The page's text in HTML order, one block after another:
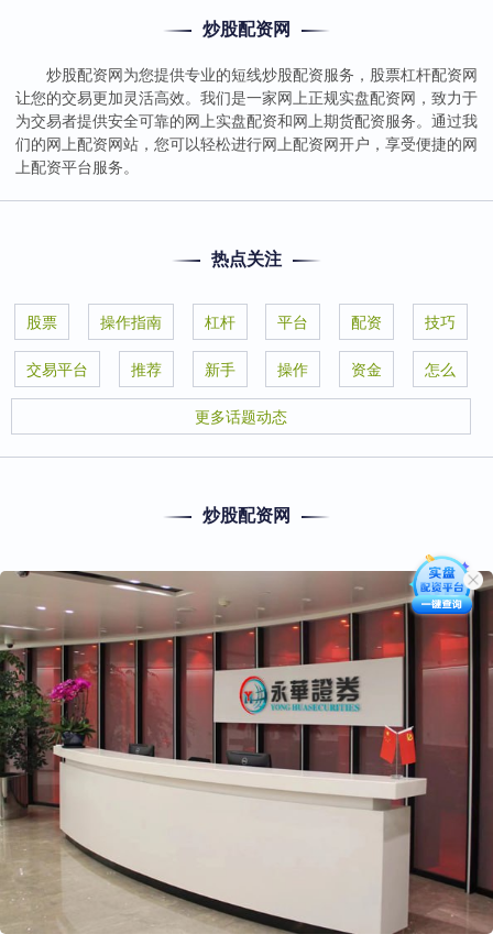
炒股配资网
炒股配资网为您提供专业的短线炒股配资服务，股票杠杆配资网
让您的交易更加灵活高效。我们是一家网上正规实盘配资网，致力于
为交易者提供安全可靠的网上实盘配资和网上期货配资服务。通过我
们的网上配资网站，您可以轻松进行网上配资网开户，享受便捷的网
上配资平台服务。
热点关注
股票 操作指南 杠杆 平台 配资 技巧
交易平台 推荐 新手 操作 资金 怎么
更多话题动态
炒股配资网